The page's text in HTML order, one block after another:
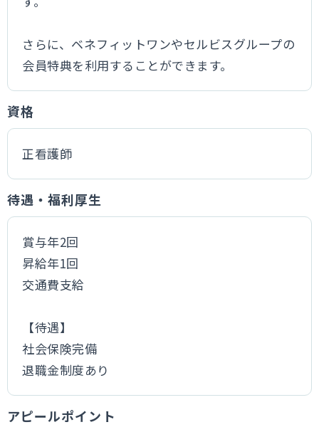
さらに、ベネフィットワンやセルビスグループの
会員特典を利用することができます。
資格
正看護師
待遇・福利厚生
賞与年2回
昇給年1回
交通費支給
【待遇】
社会保険完備
退職金制度あり
アピールポイント